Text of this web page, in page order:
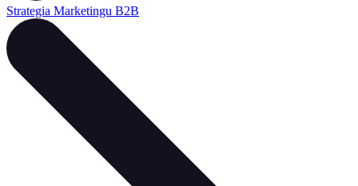
Strategia Marketingu B2B